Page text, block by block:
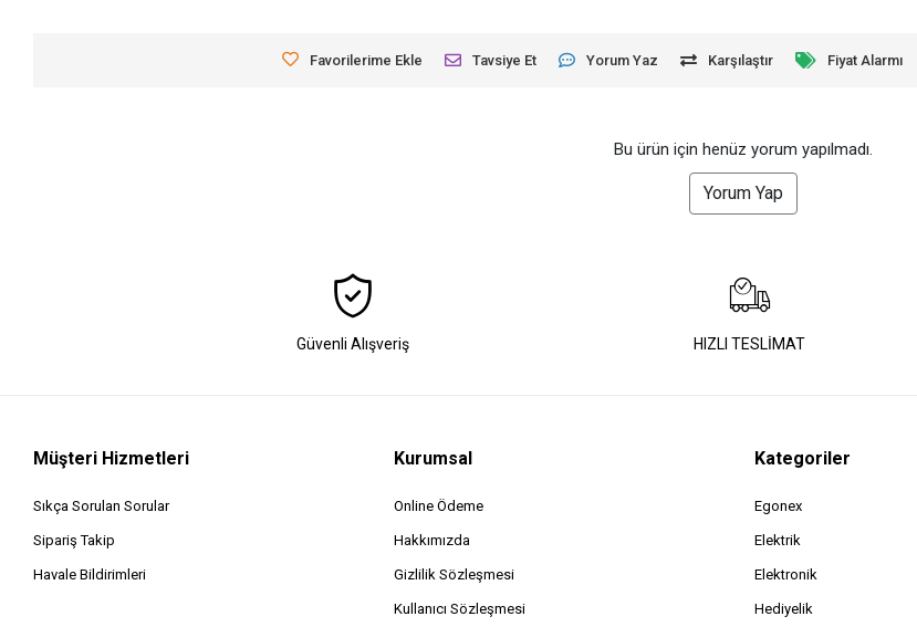
Favorilerime Ekle Tavsiye Et Yorum Yaz Karşılaştır Fiyat Alarmı
Bu ürün için henüz yorum yapılmadı.
Yorum Yap
Güvenli Alışveriş HIZLI TESLİMAT
Müşteri Hizmetleri
Sıkça Sorulan Sorular
Sipariş Takip
Havale Bildirimleri
Kurumsal
Online Ödeme
Hakkımızda
Gizlilik Sözleşmesi
Kullanıcı Sözleşmesi
Kategoriler
Egonex
Elektrik
Elektronik
Hediyelik